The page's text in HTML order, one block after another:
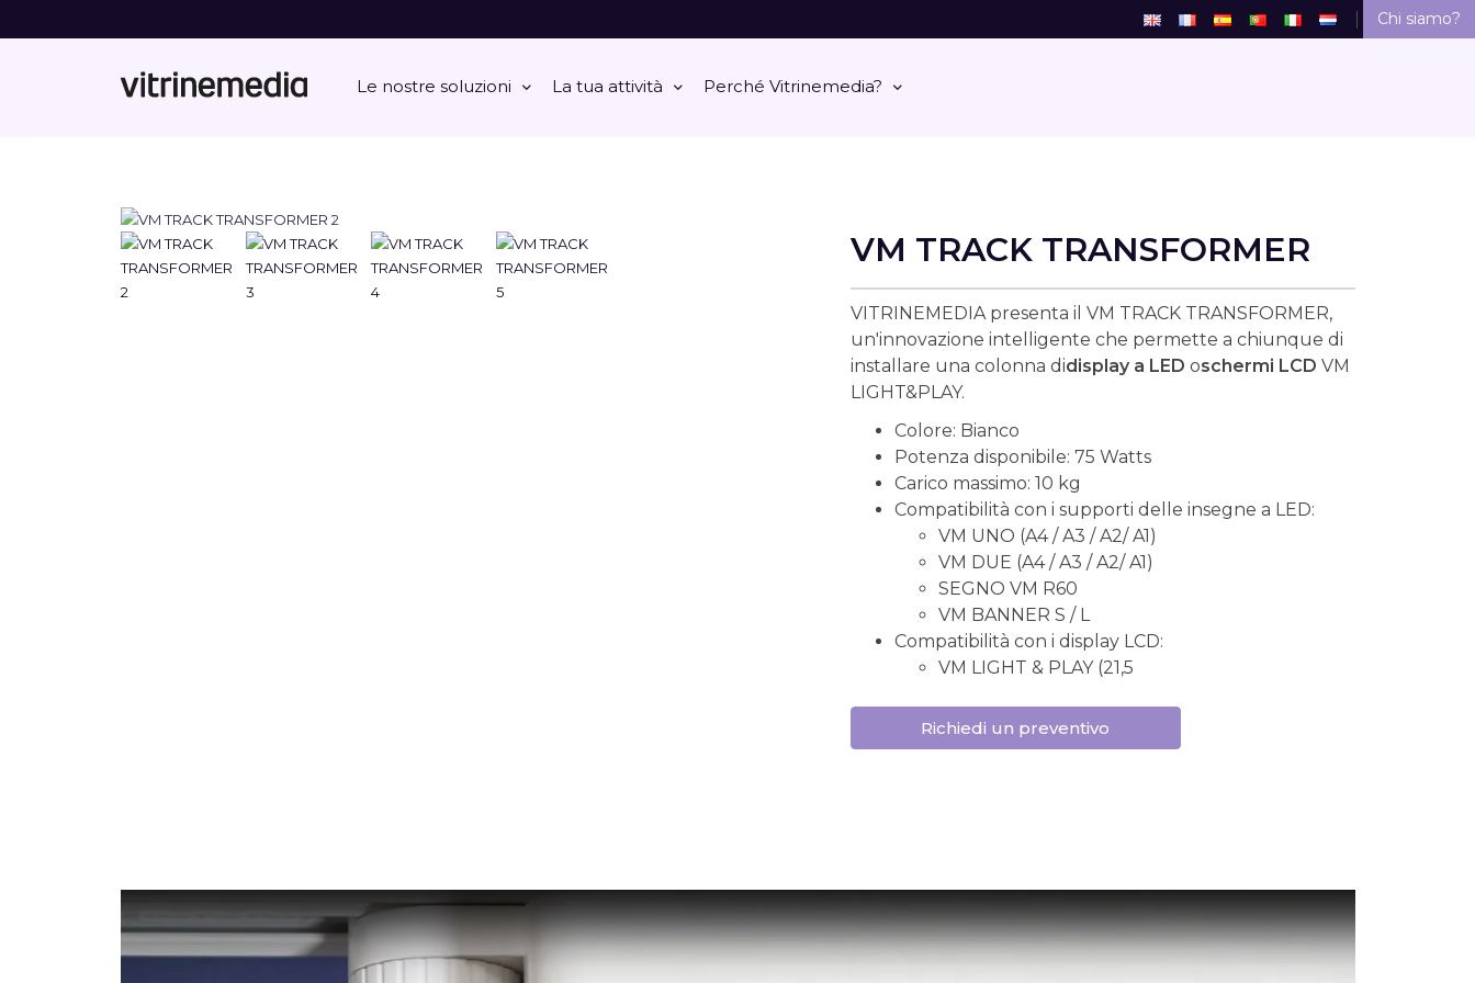
Le nostre soluzioni La tua attività Perché Vitrinemedia?
Chi siamo?
VM TRACK TRANSFORMER
VITRINEMEDIA presenta il VM TRACK TRANSFORMER,
un'innovazione intelligente che permette a chiunque di
installare una colonna didisplay a LED oschermi LCD VM
LIGHT&PLAY.
Colore: Bianco
Potenza disponibile: 75 Watts
Carico massimo: 10 kg
Compatibilità con i supporti delle insegne a LED:
VM UNO (A4 / A3 / A2/ A1)
VM DUE (A4 / A3 / A2/ A1)
SEGNO VM R60
VM BANNER S / L
Compatibilità con i display LCD:
VM LIGHT & PLAY (21,5
Richiedi un preventivo